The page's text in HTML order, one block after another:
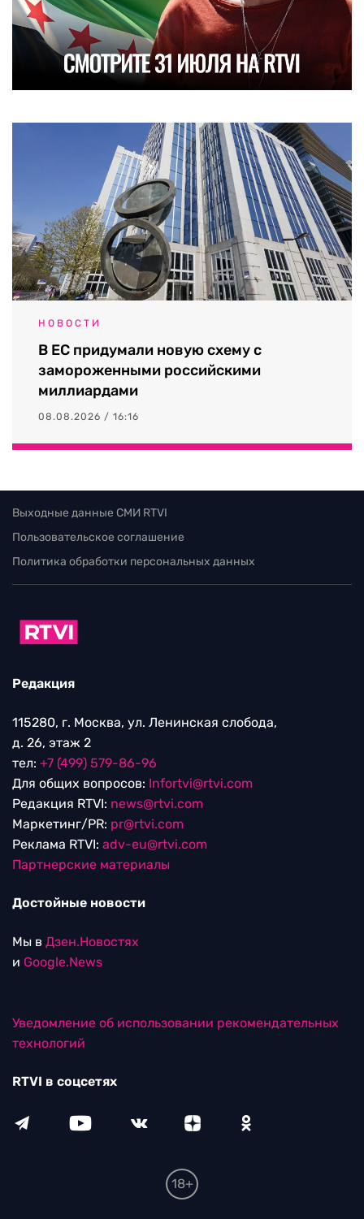
НОВОСТИ
В ЕС придумали новую схему с
замороженными российскими
миллиардами
08.08.2026 / 16:16
Выходные данные СМИ RTVI
Пользовательское соглашение
Политика обработки персональных данных
Редакция
115280, г. Москва, ул. Ленинская слобода,
д. 26, этаж 2
тел: +7 (499) 579-86-96
Для общих вопросов: Infortvi@rtvi.com
Редакция RTVI: news@rtvi.com
Маркетинг/PR: pr@rtvi.com
Реклама RTVI: adv-eu@rtvi.com
Партнерские материалы
Достойные новости
Мы в Дзен.Новостях
и Google.News
Уведомление об использовании рекомендательных
технологий
RTVI в соцсетях
18+